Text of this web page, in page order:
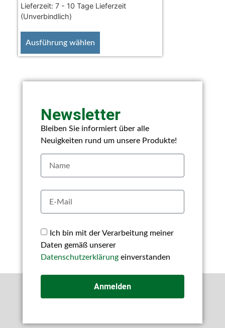
Lieferzeit: 7 - 10 Tage Lieferzeit
(Unverbindlich)
Ausführung wählen
Newsletter
Bleiben Sie informiert über alle
Neuigkeiten rund um unsere Produkte!
Ich bin mit der Verarbeitung meiner
Daten gemäß unserer
Datenschutzerklärungeinverstanden
Anmelden